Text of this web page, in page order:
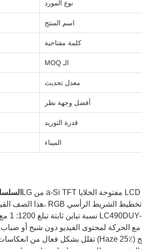
نوع المورد
اسم المنتج
كلمة مفتاحية
الـ MOQ
معدل تحديث
أفضل وجهة نظر
قدرة التوريد
الميناء